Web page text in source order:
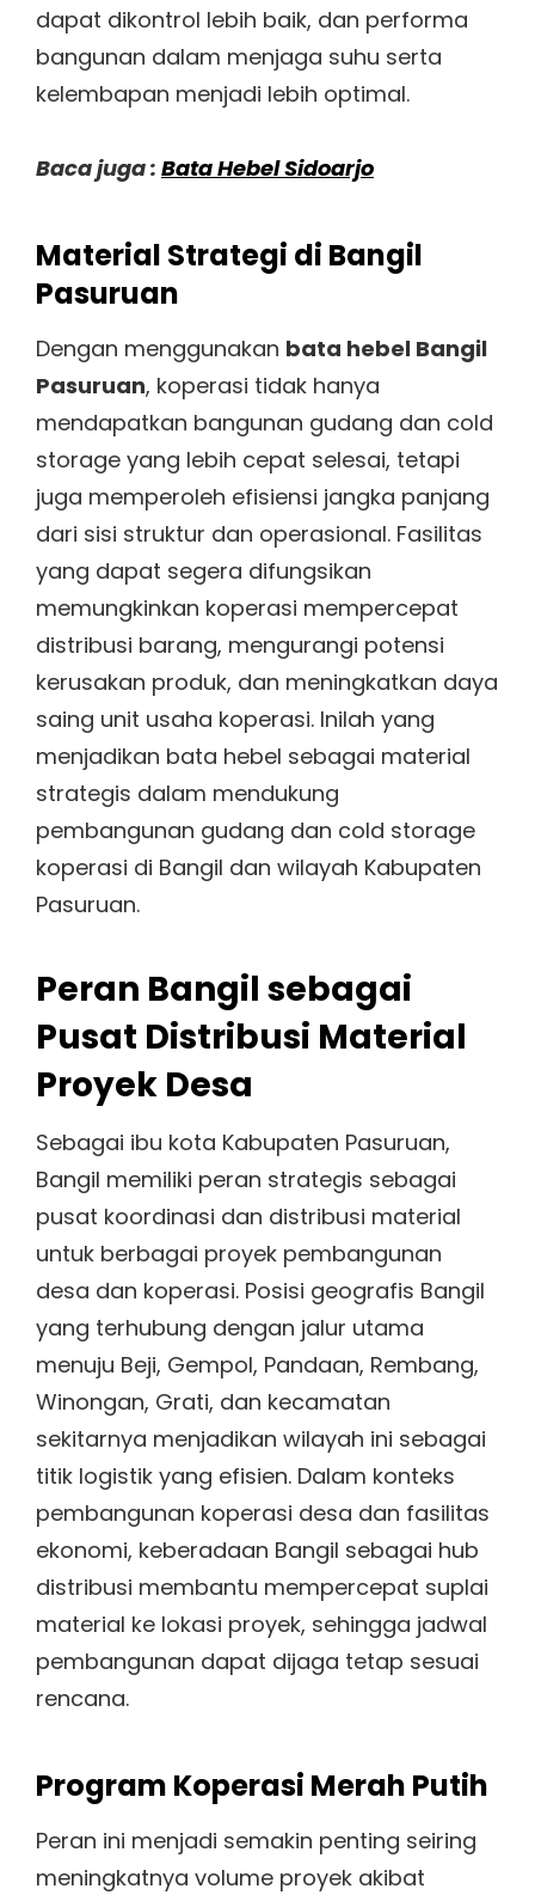
dapat dikontrol lebih baik, dan performa
bangunan dalam menjaga suhu serta
kelembapan menjadi lebih optimal.
Baca juga : Bata Hebel Sidoarjo
Material Strategi di Bangil
Pasuruan
Dengan menggunakan bata hebel Bangil
Pasuruan, koperasi tidak hanya
mendapatkan bangunan gudang dan cold
storage yang lebih cepat selesai, tetapi
juga memperoleh efisiensi jangka panjang
dari sisi struktur dan operasional. Fasilitas
yang dapat segera difungsikan
memungkinkan koperasi mempercepat
distribusi barang, mengurangi potensi
kerusakan produk, dan meningkatkan daya
saing unit usaha koperasi. Inilah yang
menjadikan bata hebel sebagai material
strategis dalam mendukung
pembangunan gudang dan cold storage
koperasi di Bangil dan wilayah Kabupaten
Pasuruan.
Peran Bangil sebagai
Pusat Distribusi Material
Proyek Desa
Sebagai ibu kota Kabupaten Pasuruan,
Bangil memiliki peran strategis sebagai
pusat koordinasi dan distribusi material
untuk berbagai proyek pembangunan
desa dan koperasi. Posisi geografis Bangil
yang terhubung dengan jalur utama
menuju Beji, Gempol, Pandaan, Rembang,
Winongan, Grati, dan kecamatan
sekitarnya menjadikan wilayah ini sebagai
titik logistik yang efisien. Dalam konteks
pembangunan koperasi desa dan fasilitas
ekonomi, keberadaan Bangil sebagai hub
distribusi membantu mempercepat suplai
material ke lokasi proyek, sehingga jadwal
pembangunan dapat dijaga tetap sesuai
rencana.
Program Koperasi Merah Putih
Peran ini menjadi semakin penting seiring
meningkatnya volume proyek akibat